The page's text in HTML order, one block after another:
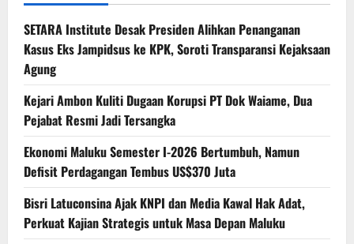
SETARA Institute Desak Presiden Alihkan Penanganan
Kasus Eks Jampidsus ke KPK, Soroti Transparansi Kejaksaan
Agung
Kejari Ambon Kuliti Dugaan Korupsi PT Dok Waiame, Dua
Pejabat Resmi Jadi Tersangka
Ekonomi Maluku Semester I-2026 Bertumbuh, Namun
Defisit Perdagangan Tembus US$370 Juta
Bisri Latuconsina Ajak KNPI dan Media Kawal Hak Adat,
Perkuat Kajian Strategis untuk Masa Depan Maluku